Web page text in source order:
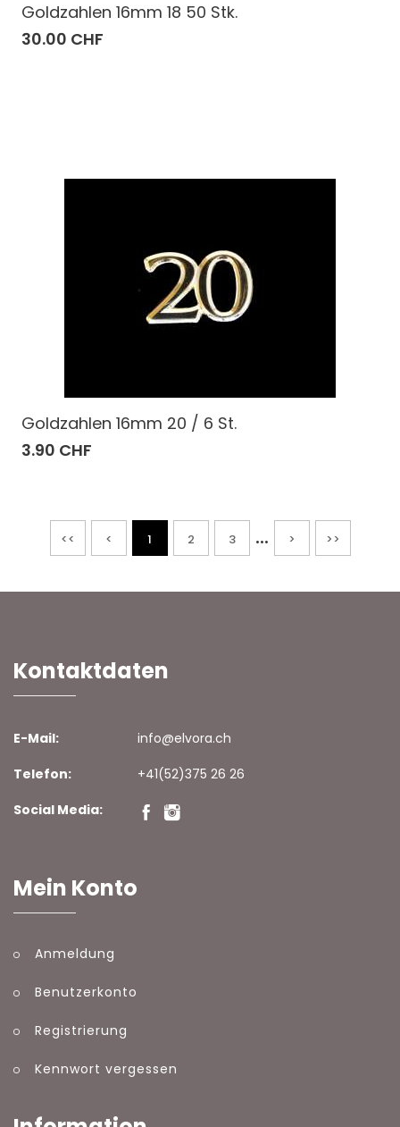
Goldzahlen 16mm 18 50 Stk.
30.00 CHF
Goldzahlen 16mm 20 / 6 St.
3.90 CHF
<< < 1 2 3 ... > >>
Kontaktdaten
E-Mail:
info@elvora.ch
Telefon:
+41(52)375 26 26
Social Media:
Mein Konto
Anmeldung
Benutzerkonto
Registrierung
Kennwort vergessen